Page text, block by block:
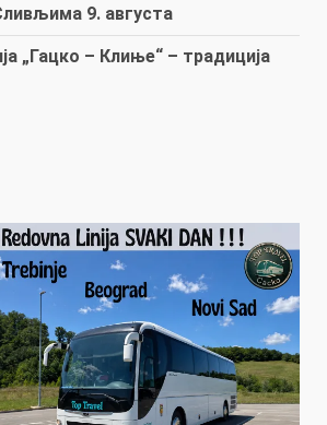
9. августа
„Гацко – Клиње“ – традиција